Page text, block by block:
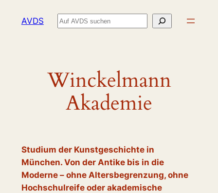
InhaltAVDS Suchen
Winckelmann
Akademie
Studium der Kunstgeschichte in
München. Von der Antike bis in die
Moderne – ohne Altersbegrenzung, ohne
Hochschulreife oder akademische